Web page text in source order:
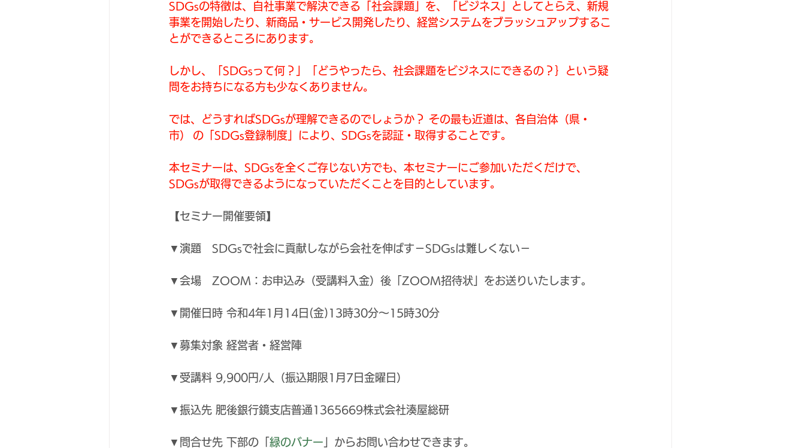
SDGsの特徴は、自社事業で解決できる「社会課題」を、「ビジネス」としてとらえ、新規
事業を開始したり、新商品・サービス開発したり、経営システムをブラッシュアップするこ
とができるところにあります。
しかし、「SDGsって何？」「どうやったら、社会課題をビジネスにできるの？｝という疑
問をお持ちになる方も少なくありません。
では、どうすればSDGsが理解できるのでしょうか？ その最も近道は、各自治体（県・
市）	の「SDGs登録制度」により、SDGsを認証・取得することです。
本セミナーは、SDGsを全くご存じない方でも、本セミナーにご参加いただくだけで、
SDGsが取得できるようになっていただくことを目的としています。
【セミナー開催要領】
▼演題 SDGsで社会に貢献しながら会社を伸ばす－SDGsは難しくない－
▼会場　ZOOM：お申込み（受講料入金）後「ZOOM招待状」をお送りいたします。
▼開催日時 令和4年1月14日(金)13時30分～15時30分
▼募集対象 経営者・経営陣
▼受講料 9,900円/人（振込期限1月7日金曜日）
▼振込先 肥後銀行鏡支店普通1365669株式会社湊屋総研
▼問合せ先 下部の「 緑のバナー 」からお問い合わせできます。